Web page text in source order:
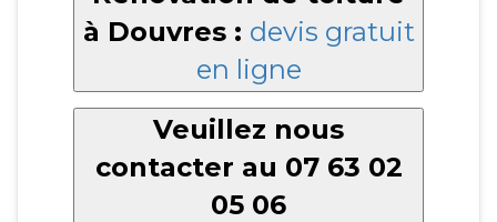
à Douvres : devis gratuit
en ligne
Veuillez nous
contacter au 07 63 02
05 06